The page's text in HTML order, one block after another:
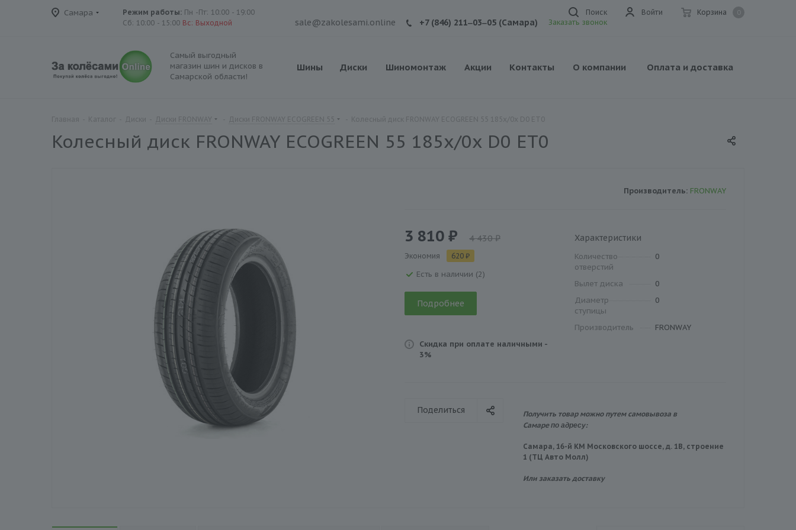
Самара Корзина
Войти
Режим работы: Пн -Пт: 10:00 - 19:00
Сб: 10:00 - 15:00 Вс: Выходной
Поиск
sale@zakolesami.online +7 (846) 211‒03‒05 (Самара) Заказать звонок
Самый выгодный
магазин шин и дисков в
Самарской области!
Шины Диски Шиномонтаж Акции Контакты О компании Оплата и доставка
Колесный диск FRONWAY ECOGREEN 55 185x/0x D0 ET0
Производитель: FRONWAY
3 810 ₽ 4 430 ₽
Экономия 620 ₽
Есть в наличии (2)
Подробнее
Скидка при оплате наличными -
3%
Характеристики
Количество
отверстий
0
Вылет диска
0
Диаметр
ступицы
0
Производитель FRONWAY
Поделиться
Получить товар можно путем самовывоза в
Самарепо адресу:
Самара, 16-й КМ Московского шоссе, д. 1В, строение
1 (ТЦ Авто Молл)
Или заказать доставку